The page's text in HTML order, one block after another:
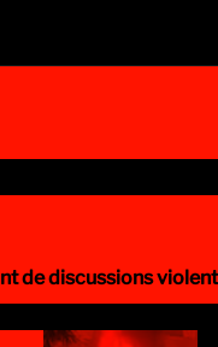
de discussions